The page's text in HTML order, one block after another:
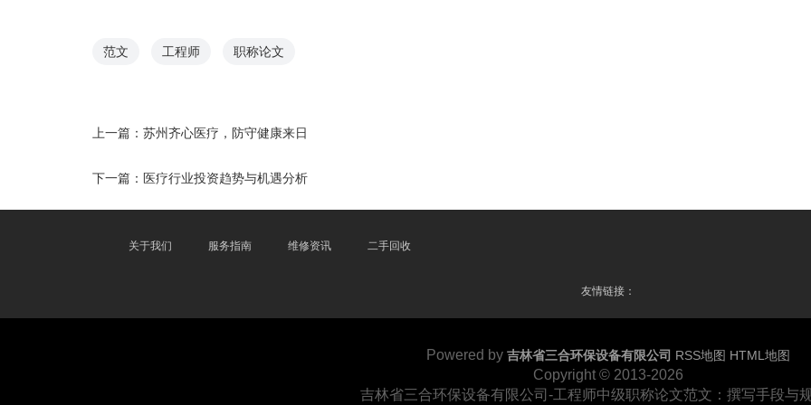
范文 工程师 职称论文
上一篇： 苏州齐心医疗，防守健康来日
下一篇： 医疗行业投资趋势与机遇分析
关于我们 服务指南 维修资讯 二手回收
友情链接：
Powered by 吉林省三合环保设备有限公司 RSS地图 HTML地图
Copyright © 2013-2026
吉林省三合环保设备有限公司-工程师中级职称论文范文：撰写手段与